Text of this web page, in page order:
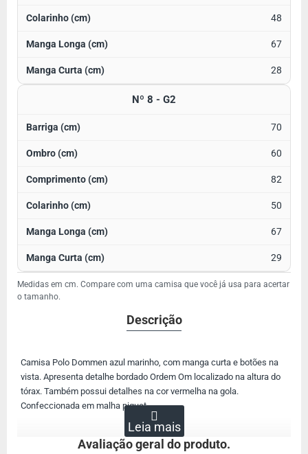
48
67
28
Nº 8 - G2
70
60
82
50
67
29
Medidas em cm. Compare com uma camisa que você já usa para acertar
o tamanho.
Descrição
Camisa Polo Dommen azul marinho, com manga curta e botões na
vista. Apresenta detalhe bordado Ordem Om localizado na altura do
tórax. Também possui detalhes na cor vermelha na gola.
Confeccionada em malha piquet.
Avaliação geral do produto.